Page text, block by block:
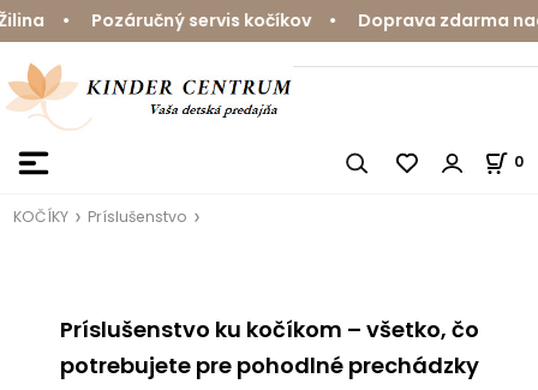
servis kočíkov • Doprava zdarma nad 59
0
KOČÍKY Príslušenstvo
Príslušenstvo ku kočíkom – všetko, čo
potrebujete pre pohodlné prechádzky